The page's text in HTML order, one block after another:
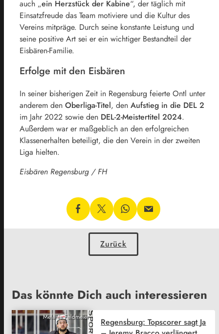
auch „ein Herzstück der Kabine“, der täglich mit
Einsatzfreude das Team motiviere und die Kultur des
Vereins mitpräge. Durch seine konstante Leistung und
seine positive Art sei er ein wichtiger Bestandteil der
Eisbären-Familie.
Erfolge mit den Eisbären
In seiner bisherigen Zeit in Regensburg feierte Ontl unter
anderem den Oberliga-Titel, den Aufstieg in die DEL 2
im Jahr 2022 sowie den DEL-2-Meistertitel 2024.
Außerdem war er maßgeblich an den erfolgreichen
Klassenerhalten beteiligt, die den Verein in der zweiten
Liga hielten.
Eisbären Regensburg / FH
Zurück
Das könnte Dich auch interessieren
Melanie Feldmeier
Regensburg: Topscorer sagt Ja